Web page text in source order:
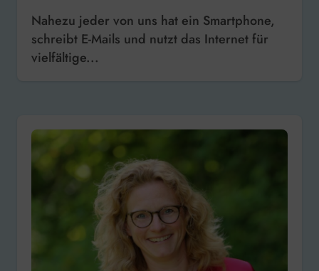
Nahezu jeder von uns hat ein Smartphone,
schreibt E-Mails und nutzt das Internet für
vielfältige...